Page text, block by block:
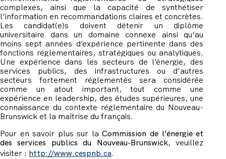
complexes, ainsi que la capacité de synthétiser
l’information en recommandations claires et concrètes.
Les candidat(e)s doivent détenir un diplôme
universitaire dans un domaine connexe ainsi qu’au
moins sept années d’expérience pertinente dans des
fonctions réglementaires, stratégiques ou analytiques.
Une expérience dans les secteurs de l’énergie, des
services publics, des infrastructures ou d’autres
secteurs fortement réglementés sera considérée
comme un atout important, tout comme une
expérience en leadership, des études supérieures, une
connaissance du contexte réglementaire du Nouveau-
Brunswick et la maîtrise du français.
Pour en savoir plus sur laCommission de l’énergie et
des services publics du Nouveau-Brunswick, veuillez
visiter : http://www.cespnb.ca.